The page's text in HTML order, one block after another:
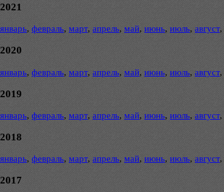
2021
январь, февраль, март, апрель, май, июнь, июль, август,
2020
январь, февраль, март, апрель, май, июнь, июль, август,
2019
январь, февраль, март, апрель, май, июнь, июль, август,
2018
январь, февраль, март, апрель, май, июнь, июль, август,
2017